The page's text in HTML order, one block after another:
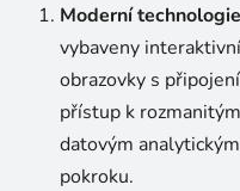
Moderní technologie
vybaveny
obrazovky s
přístup k
datovým
pokroku.